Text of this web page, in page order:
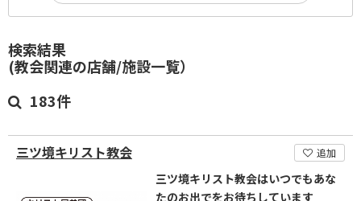
検索結果
(教会関連の店舗/施設一覧）
183件
三ツ境キリスト教会 追加
三ツ境キリスト教会はいつでもあな
たのお出でをお待ちしています